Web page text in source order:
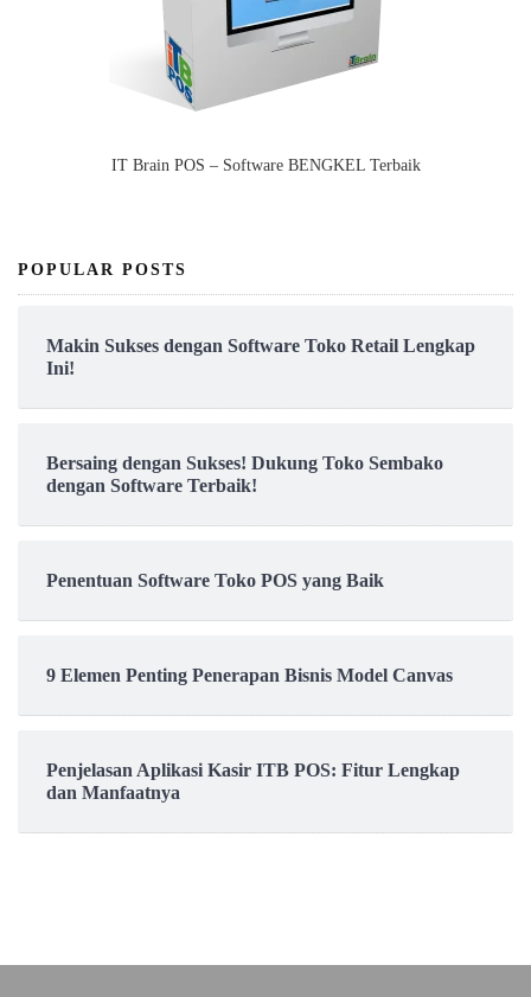
IT Brain POS – Software BENGKEL Terbaik
POPULAR POSTS
Makin Sukses dengan Software Toko Retail Lengkap
Ini!
Bersaing dengan Sukses! Dukung Toko Sembako
dengan Software Terbaik!
Penentuan Software Toko POS yang Baik
9 Elemen Penting Penerapan Bisnis Model Canvas
Penjelasan Aplikasi Kasir ITB POS: Fitur Lengkap
dan Manfaatnya